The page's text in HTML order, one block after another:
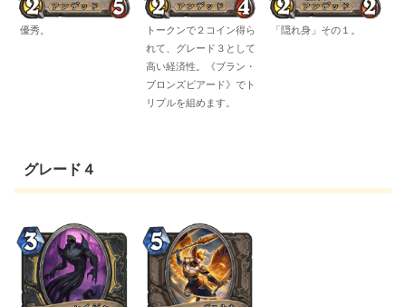
優秀。
トークンで２コイン得ら
れて、グレード３として
高い経済性。《ブラン・
ブロンズビアード》でト
リプルを組めます。
「隠れ身」その１。
グレード４